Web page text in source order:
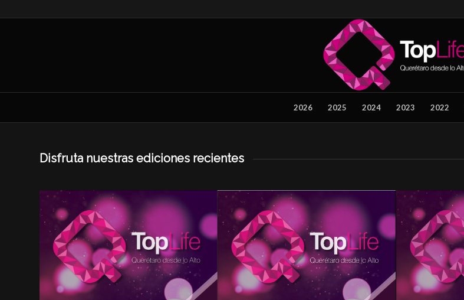
2026 2025 2024 2023 2022
Disfruta nuestras ediciones recientes